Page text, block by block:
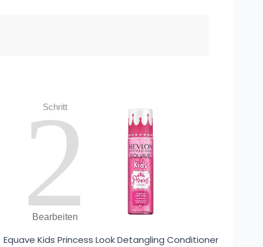
Schritt
2
Bearbeiten
Equave Kids Princess Look Detangling Conditioner